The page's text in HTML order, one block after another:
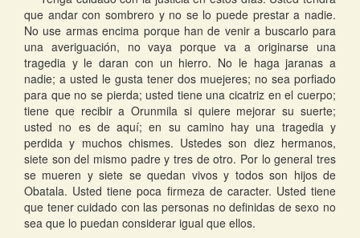
que andar con sombrero y no se lo puede prestar a nadie.
No use armas encima porque han de venir a buscarlo para
una averiguación, no vaya porque va a originarse una
tragedia y le daran con un hierro. No le haga jaranas a
nadie; a usted le gusta tener dos muejeres; no sea porfiado
para que no se pierda; usted tiene una cicatriz en el cuerpo;
tiene que recibir a Orunmila si quiere mejorar su suerte;
usted no es de aquí; en su camino hay una tragedia y
perdida y muchos chismes. Ustedes son diez hermanos,
siete son del mismo padre y tres de otro. Por lo general tres
se mueren y siete se quedan vivos y todos son hijos de
Obatala. Usted tiene poca firmeza de caracter. Usted tiene
que tener cuidado con las personas no definidas de sexo no
sea que lo puedan considerar igual que ellos.